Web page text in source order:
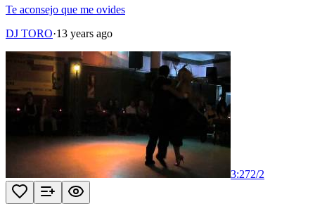
Te aconsejo que me ovides
DJ TORO·13 years ago
3:272/2